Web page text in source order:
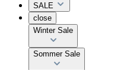
SALE
close
Winter Sale
Sommer Sale